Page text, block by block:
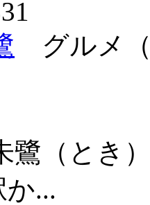
グルメ
鷺（とき
...